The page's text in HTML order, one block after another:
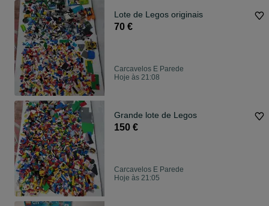
Lote de Legos originais
70 €
Carcavelos E Parede
Hoje às 21:08
Grande lote de Legos
150 €
Carcavelos E Parede
Hoje às 21:05